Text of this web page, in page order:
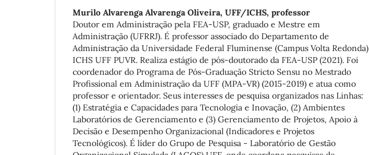
Murilo Alvarenga Alvarenga Oliveira, UFF/ICHS, professor
Doutor em Administração pela FEA-USP, graduado e Mestre em
Administração (UFRRJ). É professor associado do Departamento de
Administração da Universidade Federal Fluminense (Campus Volta Redonda)
ICHS UFF PUVR. Realiza estágio de pós-doutorado da FEA-USP (2021). Foi
coordenador do Programa de Pós-Graduação Stricto Sensu no Mestrado
Profissional em Administração da UFF (MPA-VR) (2015-2019) e atua como
professor e orientador. Seus interesses de pesquisa organizados nas Linhas:
(1) Estratégia e Capacidades para Tecnologia e Inovação, (2) Ambientes
Laboratórios de Gerenciamento e (3) Gerenciamento de Projetos, Apoio à
Decisão e Desempenho Organizacional (Indicadores e Projetos
Tecnológicos). É líder do Grupo de Pesquisa - Laboratório de Gestão